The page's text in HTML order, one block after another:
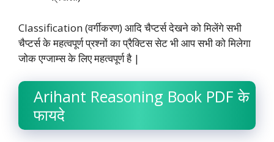
Classification (वर्गीकरण) आदि चैप्टर्स देखने को मिलेंगे सभी
चैप्टर्स के महत्वपूर्ण प्रश्नों का प्रैक्टिस सेट भी आप सभी को मिलेगा
जोक एग्जाम्स के लिए महत्वपूर्ण है |
Arihant Reasoning Book PDF के
फायदे